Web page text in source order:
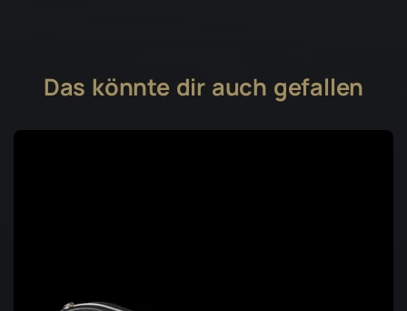
Das könnte dir auch gefallen